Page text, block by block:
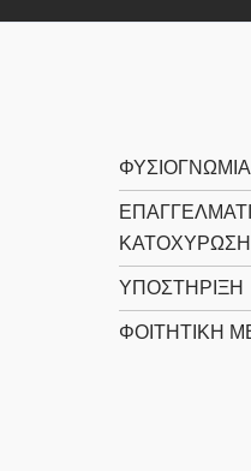
ΚΑΤΟΧΥΡΩΣΗ
ΥΠΟΣΤΗΡΙΞΗ
ΦΟΙΤΗΤΙΚΗ